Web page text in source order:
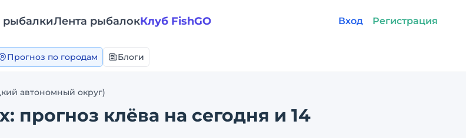
Лента рыбалокКлуб FishGO Вход Регистрация
Прогноз по городам Блоги
автономный округ)
: прогноз клёва на сегодня и 14